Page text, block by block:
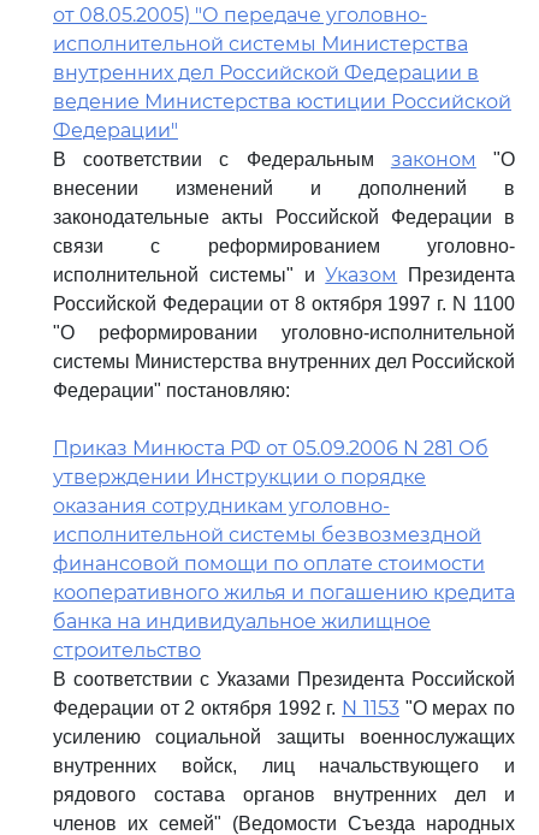
от 08.05.2005) "О передаче уголовно-
исполнительной системы Министерства
внутренних дел Российской Федерации в
ведение Министерства юстиции Российской
Федерации"
В соответствии с Федеральным законом
"О
внесении изменений и дополнений в
законодательные акты Российской Федерации в
связи с реформированием уголовно-
исполнительной системы" иУказом
Президента
Российской Федерации от 8 октября 1997 г. N 1100
"О реформировании уголовно-исполнительной
системы Министерства внутренних дел Российской
Федерации" постановляю:
Приказ Минюста РФ от 05.09.2006 N 281 Об
утверждении Инструкции о порядке
оказания сотрудникам уголовно-
исполнительной системы безвозмездной
финансовой помощи по оплате стоимости
кооперативного жилья и погашению кредита
банка на индивидуальное жилищное
строительство
В соответствии с Указами Президента Российской
Федерации от 2 октября 1992 г. N 1153"О мерах по
усилению социальной защиты военнослужащих
внутренних войск, лиц начальствующего и
рядового состава органов внутренних дел и
членов их семей" (Ведомости Съезда народных